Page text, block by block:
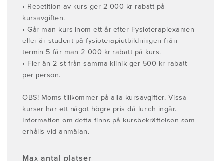
• Repetition av kurs ger 2 000 kr rabatt på
kursavgiften.
• Går man kurs inom ett år efter Fysioterapiexamen
eller är student på fysioterapiutbildningen från
termin 5 får man 2 000 kr rabatt på kurs.
• Fler än 2 st från samma klinik ger 500 kr rabatt
per person.
OBS! Moms tillkommer på alla kursavgifter. Vissa
kurser har ett något högre pris då lunch ingår.
Information om detta finns på kursbekräftelsen som
erhålls vid anmälan.
Max antal platser